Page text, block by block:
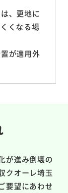
、更地に
くなる場
が適用外
が進み倒壊の
クオーレ埼玉
要望にあわせ